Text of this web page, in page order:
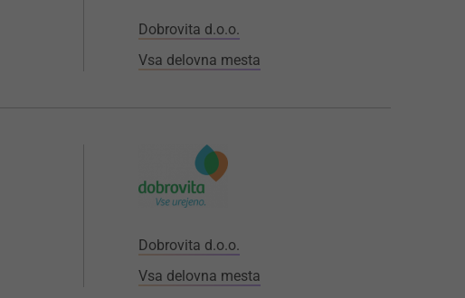
Dobrovita d.o.o.
Vsa delovna mesta
Dobrovita d.o.o.
Vsa delovna mesta